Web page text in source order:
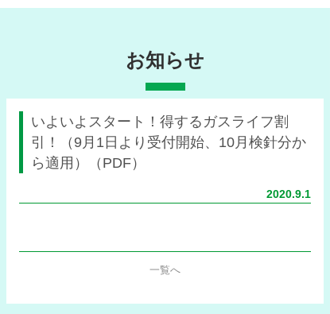
お知らせ
いよいよスタート！得するガスライフ割
引！（9月1日より受付開始、10月検針分か
ら適用）（PDF）
2020.9.1
一覧へ